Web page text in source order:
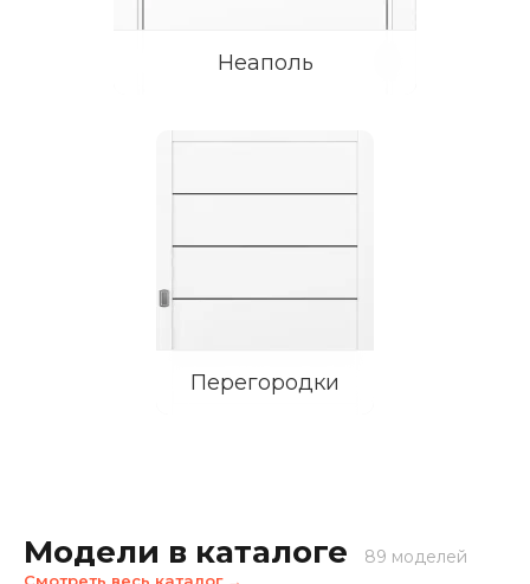
Неаполь
Перегородки
Модели в каталоге 89 моделей